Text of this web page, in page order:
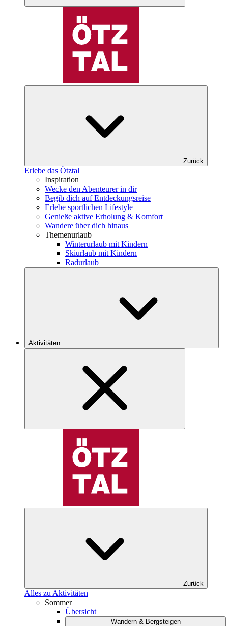
Zurück
Erlebe das Ötztal
Inspiration
Wecke den Abenteurer in dir
Begib dich auf Entdeckungsreise
Erlebe sportlichen Lifestyle
Genieße aktive Erholung & Komfort
Wandere über dich hinaus
Themenurlaub
Winterurlaub mit Kindern
Skiurlaub mit Kindern
Radurlaub
Aktivitäten
Zurück
Alles zu Aktivitäten
Sommer
Übersicht
Wandern & Bergsteigen